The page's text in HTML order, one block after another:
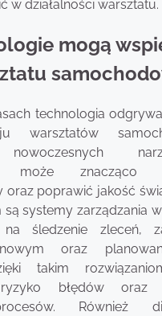
w działalności warsztatu.
mogą
technologia
nowoczesnych
może znacząco
oraz poprawić jakość
są systemy zarządzania
śledzenie zleceń,
oraz
takim
ryzyko błędów oraz
Również